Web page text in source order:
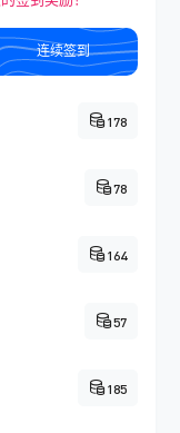
连续签到
178
78
164
57
185